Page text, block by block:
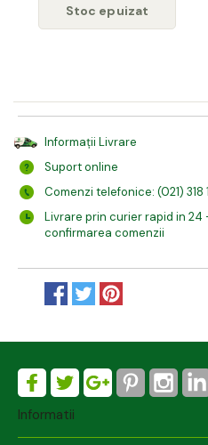
Stoc epuizat
Informații Livrare
Suport online
Comenzi telefonice: (021) 318
Livrare prin curier rapid in
confirmarea comenzii
Informatii